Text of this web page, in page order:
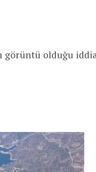
görüntü olduğu